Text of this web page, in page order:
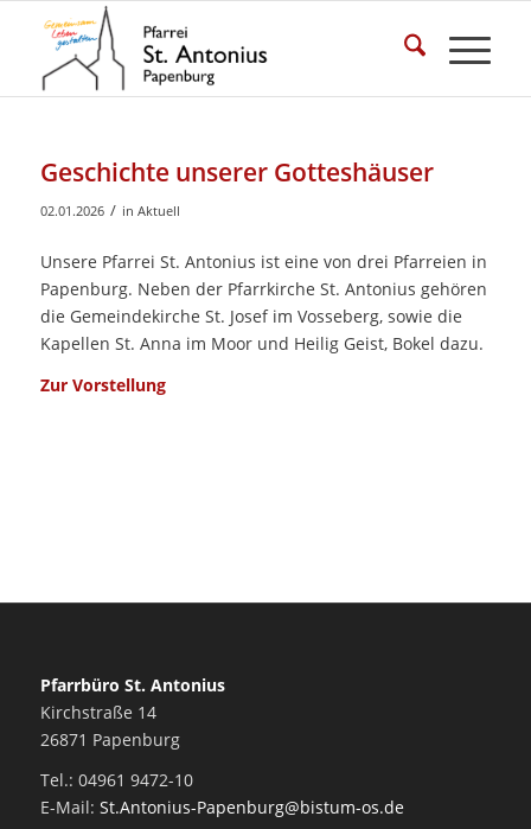
Geschichte unserer Gotteshäuser
02.01.2026 / in Aktuell
Unsere Pfarrei St. Antonius ist eine von drei Pfarreien in
Papenburg. Neben der Pfarrkirche St. Antonius gehören
die Gemeindekirche St. Josef im Vosseberg, sowie die
Kapellen St. Anna im Moor und Heilig Geist, Bokel dazu.
Zur Vorstellung
Pfarrbüro St. Antonius
Kirchstraße 14
26871 Papenburg
Tel.: 04961 9472-10
E-Mail: St.Antonius-Papenburg@bistum-os.de